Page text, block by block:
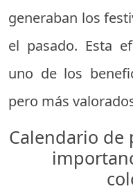
generaban los
el pasado. Esta
uno de los
pero más
Calendario de